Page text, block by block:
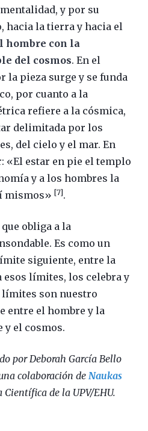
y por su
hacia la tierra y hacia el
hombre con la
del cosmos. En el
la pieza surge y se funda
por cuanto a la
refiere a la cósmica,
delimitada por los
del cielo y el mar. En
«El estar en pie el templo
y a los hombres la
mismos» [7].
obliga a la
Es como un
siguiente, entre la
límites, los celebra y
son nuestro
entre el hombre y la
y el cosmos.
por Deborah García Bello
colaboración de Naukas
de la UPV/EHU.